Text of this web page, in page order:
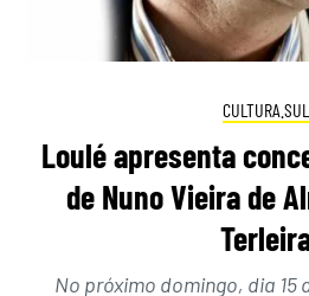
CULTURA.SUL
Loulé apresenta
de Nuno Vieira de
No próximo domingo, dia 15